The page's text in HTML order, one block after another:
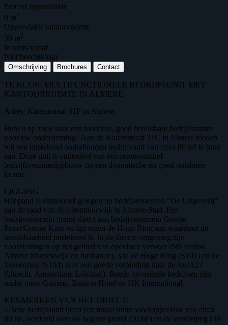
Perceel oppervlakte
0 m2
Oppervlakte kantoorruimte
30 m2
In units vanaf
Niet beschikbaar
Omschrijving Brochures Contact
TE HUUR: MULTIFUNCTIONELE BEDRIJFSUNIT MET
KANTOORRUIMTE IN ALMERE
Adres: Katernstraat 31F in Almere.
Bent u op zoek naar een moderne, goed bereikbare bedrijfsruimte
voor uw onderneming? Aan de Katernstraat 31C in Almere bieden
wij een uitstekend onderhouden bedrijfsunit van circa 80 m² te huur
aan. Deze unit is onderdeel van een representatief
bedrijfsverzamelgebouw op een dynamische en goed ontsloten
locatie.
LIGGING
Het pand is uitstekend gelegen op bedrijventerrein "De Uitgeverij"
aan de rand van de Literatuurwijk te Almere-Stad. Het
bedrijventerrein grenst direct aan bedrijventerrein Gooise
Poort/Gooise Kant en ligt tegen de Hoge Ring aan waardoor de
bereikbaarheid uitstekend is. In de directe omgeving zijn
voorzieningen op het gebied van openbaar vervoer (NS station
Almere Muziekwijk en busbanen). Via de Hoge Ring (S101) en de
Tussenring (S104) is er een goede verbinding naar de A6/A27
(Utrecht, Amsterdam, Lelystad). Reeds gevestigde bedrijven zijn
onder meer Gamma, Bastion Hotel en HK International.
KENMERKEN VAN HET OBJECT:
- Deze bedrijfsunit heeft een totaal bruto vloeroppervlak van circa
80 m², verdeeld over de begane grond (50 m²) en de verdieping (30